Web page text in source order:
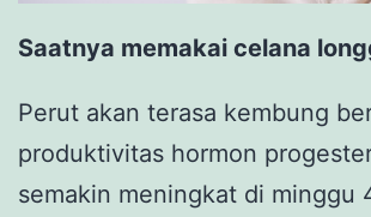
Saatnya memakai celana
Perut akan terasa kembung
produktivitas hormon
semakin meningkat di minggu